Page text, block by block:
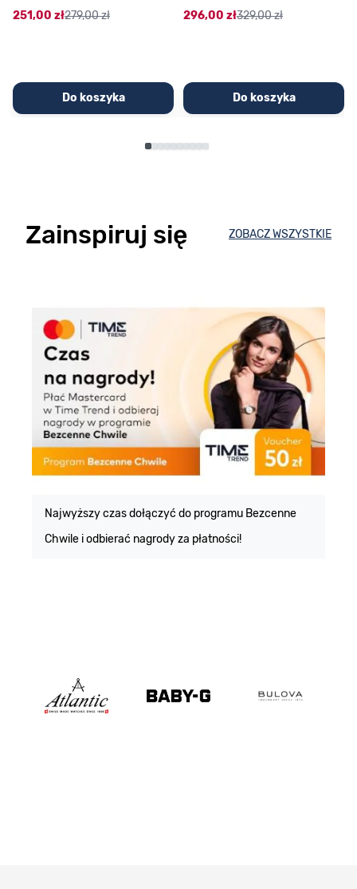
251,00 zł279,00 zł
Do koszyka
296,00 zł329,00 zł
Do koszyka
Zainspiruj się ZOBACZ WSZYSTKIE
Najwyższy czas dołączyć do programu Bezcenne
Chwile i odbierać nagrody za płatności!